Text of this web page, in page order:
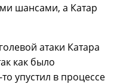
шансами, а Катар
атаки Катара
как было
упустил в процессе